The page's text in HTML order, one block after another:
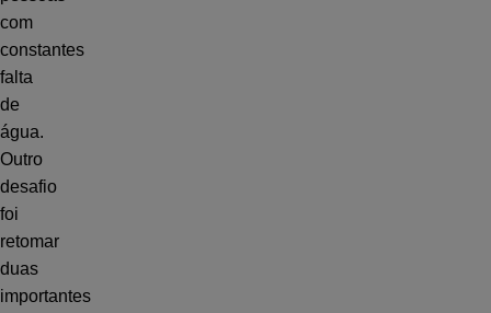
com
constantes
falta
de
água.
Outro
desafio
foi
retomar
duas
importantes